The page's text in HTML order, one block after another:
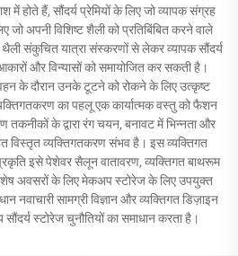
में होते हैं, सौंदर्य प्रेमियों के लिए जो व्यापक संग्रह
जो अपनी विशिष्ट शैली को प्रतिबिंबित करने वाले
संकुचित यात्रा संस्करणों से लेकर व्यापक सौंदर्य
और विन्यासों को समायोजित कर सकती है।
के दौरान उनके टूटने को रोकने के लिए उत्कृष्ट
का पहलू एक कार्यात्मक वस्तु को फैशन
तकनीकों के द्वारा रंग चयन, बनावट में भिन्नता और
विस्तृत व्यक्तिगतकरण संभव है। इस व्यक्तिगत
इसे पेशेवर सैलून वातावरण, व्यक्तिगत बाथरूम
अवसरों के लिए मेकअप स्टोरेज के लिए उपयुक्त
नवाचारी सामग्री विज्ञान और व्यक्तिगत डिज़ाइन
स्टोरेज चुनौतियों का समाधान करता है।